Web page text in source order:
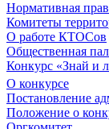
Нормативная
Комитеты
О работе КТОСов
Общественная
Конкурс «Знай и
О конкурсе
Постановление
Положение о